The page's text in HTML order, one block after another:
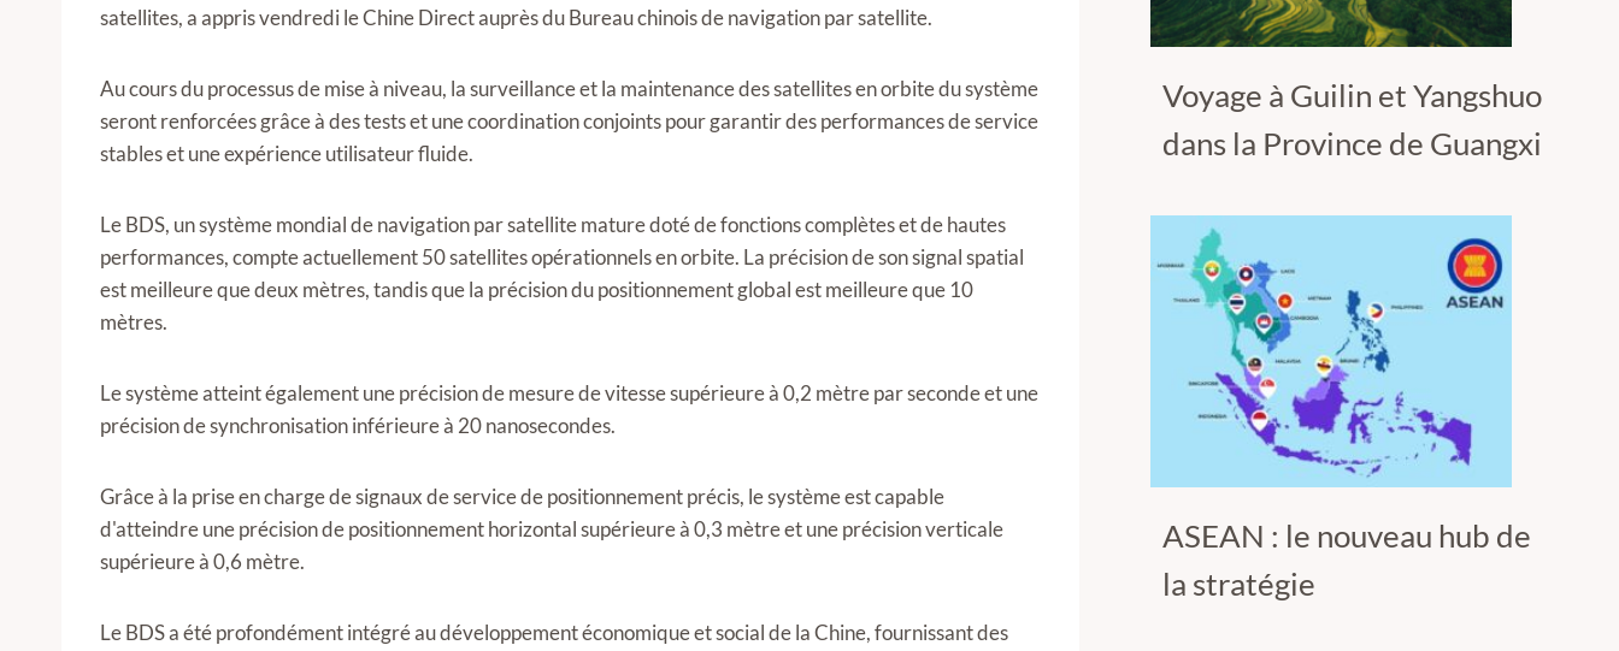
satellites, a appris vendredi le Chine Direct auprès du Bureau chinois de navigation par satellite.
Au cours du processus de mise à niveau, la surveillance et la maintenance des satellites en orbite du système
seront renforcées grâce à des tests et une coordination conjoints pour garantir des performances de service
stables et une expérience utilisateur fluide.
Le BDS, un système mondial de navigation par satellite mature doté de fonctions complètes et de hautes
performances, compte actuellement 50 satellites opérationnels en orbite. La précision de son signal spatial
est meilleure que deux mètres, tandis que la précision du positionnement global est meilleure que 10
mètres.
Le système atteint également une précision de mesure de vitesse supérieure à 0,2 mètre par seconde et une
précision de synchronisation inférieure à 20 nanosecondes.
Grâce à la prise en charge de signaux de service de positionnement précis, le système est capable
d'atteindre une précision de positionnement horizontal supérieure à 0,3 mètre et une précision verticale
supérieure à 0,6 mètre.
Le BDS a été profondément intégré au développement économique et social de la Chine, fournissant des
Voyage à Guilin et Yangshuo
dans la Province de Guangxi
ASEAN : le nouveau hub de
la stratégie